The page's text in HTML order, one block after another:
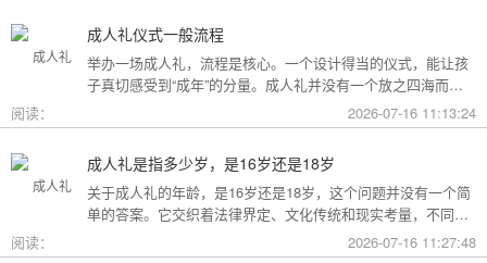
成人礼仪式一般流程
举办一场成人礼，流程是核心。一个设计得当的仪式，能让孩
子真切感受到“成年”的分量。成人礼并没有一个放之四海而皆
准的固定模板，它可以根据不同的风格和规模灵活调整。下面
为你梳理了传统、现代和家庭聚会三种主要场景的完整流程，
阅读： 2026-07-16 11:13:24
成人礼是指多少岁，是16岁还是18岁
关于成人礼的年龄，是16岁还是18岁，这个问题并没有一个简
单的答案。它交织着法律界定、文化传统和现实考量，不同的
阅读： 2026-07-16 11:27:48